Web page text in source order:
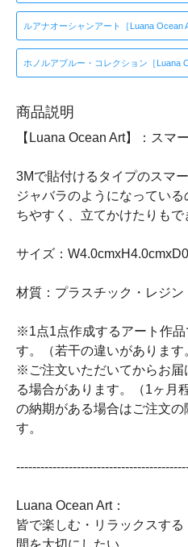
ルアナオーシャンアート［Luana Ocean
ホノルアブルー・コレクション［Luana
商品説明
【Luana Ocean Art】：スマ
3Mで貼付けるタイプのスマ
ジャバラのようになってい
ちやすく、立てかけたりもで
サイズ：
材質：プラスチック・レジン
※1点1点作成するアート作
す。（若干の違いがあります
※ご注文いただいてからお届
る場合があります。（1ヶ月
の納期がある場合はご注文の
す。
Luana Ocean Art：
皆で楽しむ・リラックスす
間を大切にしたい。